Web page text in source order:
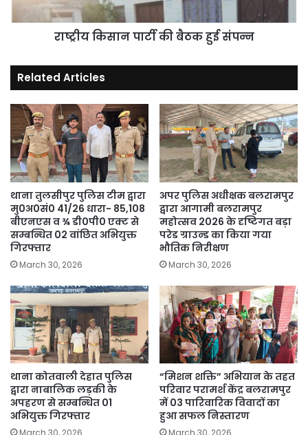
राष्ट्रीय किसान पार्टी की बैठक हुई संपन्न
Related Articles
थाना तुलसीपुर पुलिस टीम द्वारा
मु0अ0सं0 41/26 धारा- 85,108
बीएनएस व ¾ डी0पी0 एक्ट से
सम्बन्धित 02 वांछित अभियुक्त
गिरफ्तार
March 30, 2026
अपर पुलिस अधीक्षक बलरामपुर
द्वारा आगामी बलरामपुर
महोत्सव 2026 के दृष्टिगत बड़ा
परेड ग्राउन्ड का किया गया
भौतिक निरीक्षण
March 30, 2026
थाना कोतवाली देहात पुलिस
द्वारा नाबालिक लड़की के
अपहरण से सम्बन्धित 01
अभियुक्त गिरफ्तार
“मिशन शक्ति” अभियान के तहत
परिवार परामर्श केंद्र बलरामपुर
में 03 पारिवारिक विवादों का
हुआ सफल निस्तारण